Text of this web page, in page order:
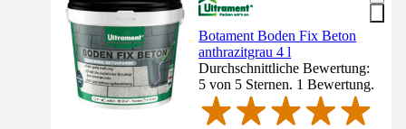
Botament Boden Fix Beton
anthrazitgrau 4 l
Durchschnittliche Bewertung:
5 von 5 Sternen. 1 Bewertung.